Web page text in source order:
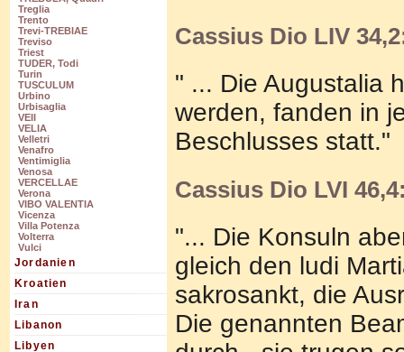
Treglia
Trento
Trevi-TREBIAE
Treviso
Triest
TUDER, Todi
Turin
TUSCULUM
Urbino
Urbisaglia
VEII
VELIA
Velletri
Venafro
Ventimiglia
Venosa
VERCELLAE
Verona
VIBO VALENTIA
Vicenza
Villa Potenza
Volterra
Vulci
Jordanien
Kroatien
Iran
Libanon
Libyen
Cassius Dio LIV
" ... Die Augustalia
werden, fanden in
Beschlusses statt."
Cassius Dio LVI
"... Die Konsuln
gleich den ludi
sakrosankt, die
Die genannten